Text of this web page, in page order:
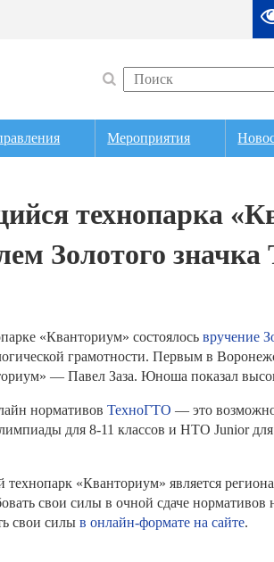
Мероприятия
технопарка
Золотого
«Кванториум» состоялось вручение
грамотности. Первым в
— Павел Заза. Юноша показал
нормативов ТехноГТО — это
для 8-11 классов и НТО Junior
«Кванториум» является
свои силы в очной сдаче
свои силы в онлайн-формате на сайте.